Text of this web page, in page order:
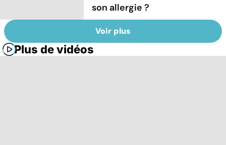
son allergie ?
Voir plus
Plus de vidéos